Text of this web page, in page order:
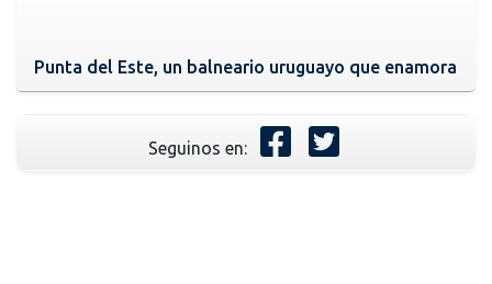
Punta del Este, un balneario uruguayo que enamora
Seguinos en: